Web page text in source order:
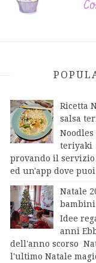
Ricetta
salsa
teriyaki
provando il
ed un'app dove
Natale
Idee
anni
dell'anno scorso
l'ultimo Natale